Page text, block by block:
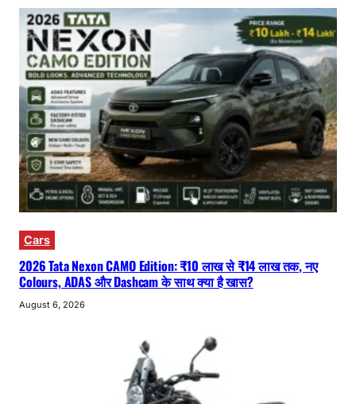
Cars
2026 Tata Nexon CAMO Edition: ₹10 लाख से ₹14 लाख तक, नए
Colours, ADAS और Dashcam के साथ क्या है खास?
August 6, 2026